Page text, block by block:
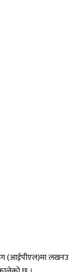
(आईपीएल)मा लखनउ